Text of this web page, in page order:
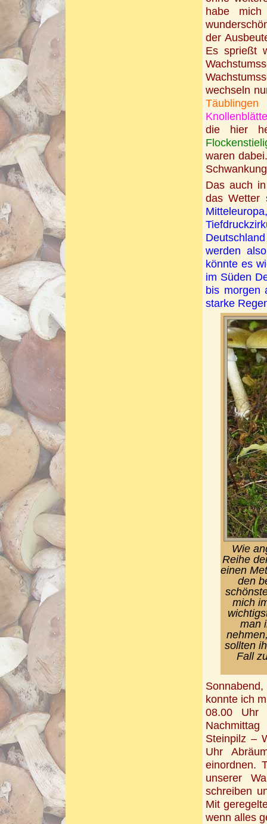
habe
der
Es sprießt
wechseln
Täublingen
die hier
waren
Das auch
das Wetter
werden
könnte es
im Süden
bis morgen
starke
Wie
Reihe
einen
den
mich
man
sollten
Fall
konnte ich
08.00 Uhr
Steinpilz –
Uhr
einordnen.
unserer
schreiben
Mit
wenn alles